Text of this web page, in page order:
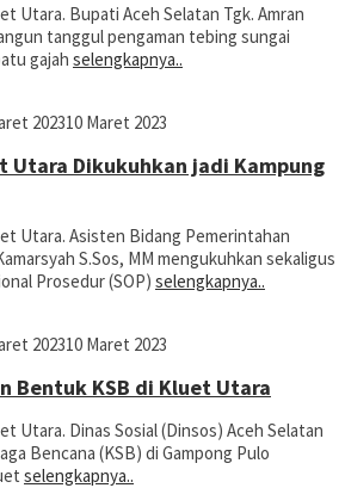
Utara. Bupati Aceh Selatan Tgk. Amran
tanggul pengaman tebing sungai
gajah selengkapnya..
202310 Maret 2023
Utara Dikukuhkan jadi Kampung
Utara. Asisten Bidang Pemerintahan
S.Sos, MM mengukuhkan sekaligus
Prosedur (SOP) selengkapnya..
202310 Maret 2023
Bentuk KSB di Kluet Utara
Utara. Dinas Sosial (Dinsos) Aceh Selatan
Bencana (KSB) di Gampong Pulo
selengkapnya..